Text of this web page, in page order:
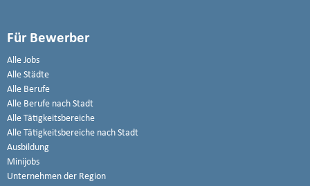
Für Bewerber
Alle Jobs
Alle Städte
Alle Berufe
Alle Berufe nach Stadt
Alle Tätigkeitsbereiche
Alle Tätigkeitsbereiche nach Stadt
Ausbildung
Minijobs
Unternehmen der Region